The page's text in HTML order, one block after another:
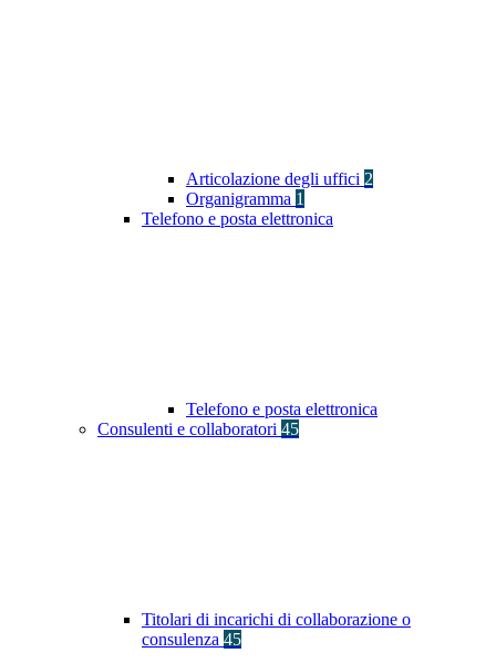
Articolazione degli uffici 2
Organigramma 1
Telefono e posta elettronica
Telefono e posta elettronica
Consulenti e collaboratori 45
Titolari di incarichi di collaborazione o
consulenza 45